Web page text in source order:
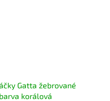
Gatta žebrované
korálová